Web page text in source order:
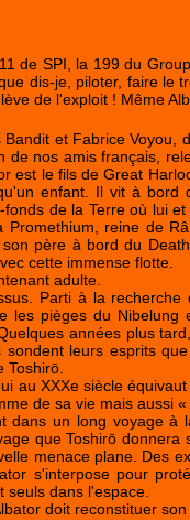
de SPI, la 199 du
dis-je, piloter, faire
de l'exploit ! Même
et Fabrice
de nos amis français,
est le fils de Great
enfant. Il vit à
de la Terre où lui
reine de
père à bord du
cette immense flotte.
adulte.
Parti à la
les pièges du
années plus
leurs esprits
Toshirō.
au XXXe siècle
de sa vie mais aussi
dans un long voyage
que Toshirō
menace plane. Des
s'interpose pour
dans l'espace.
doit reconstituer